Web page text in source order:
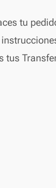
tu
tus